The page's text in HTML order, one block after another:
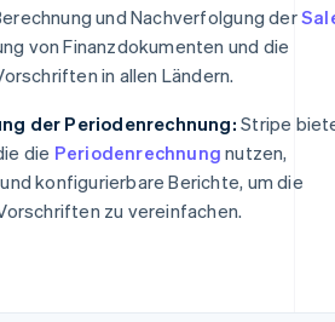
und Nachverfolgung der
von Finanzdokumenten und die
in allen Ländern.
der Periodenrechnung: Stripe
die Periodenrechnung nutzen,
konfigurierbare Berichte, um die
zu vereinfachen.